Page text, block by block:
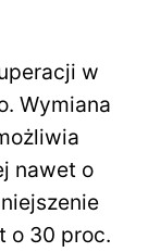
w
Wymiana
nawet o
o 30 proc.